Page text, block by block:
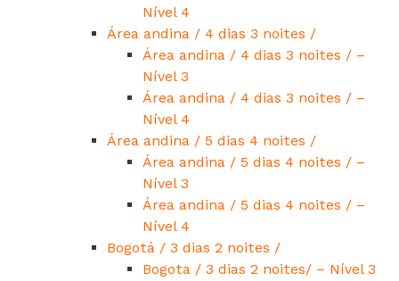
Nível 4
Área andina / 4 dias 3 noites /
Área andina / 4 dias 3 noites / –
Nível 3
Área andina / 4 dias 3 noites / –
Nível 4
Área andina / 5 dias 4 noites /
Área andina / 5 dias 4 noites / –
Nível 3
Área andina / 5 dias 4 noites / –
Nível 4
Bogotá / 3 dias 2 noites /
Bogota / 3 dias 2 noites/ – Nível 3